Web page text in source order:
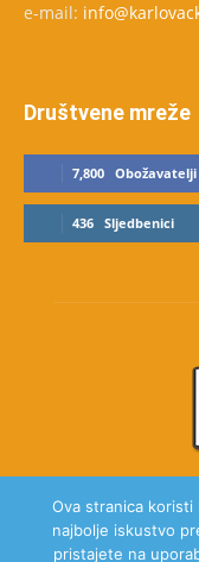
e-mail:
Društvene mreže
7,800 Obožavatelji
436 Sljedbenici
Ova stranica koristi
najbolje iskustvo
pristajete na